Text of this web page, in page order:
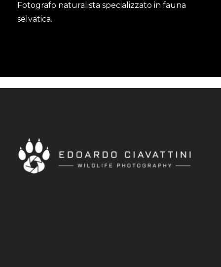
Fotografo naturalista specializzato in fauna
selvatica.